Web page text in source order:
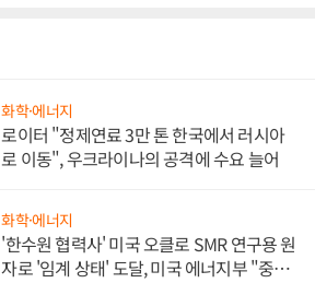
화학·에너지
로이터 "정제연료 3만 톤 한국에서 러시아
로 이동", 우크라이나의 공격에 수요 늘어
화학·에너지
'한수원 협력사' 미국 오클로 SMR 연구용 원
자로 '임계 상태' 도달, 미국 에너지부 "중요